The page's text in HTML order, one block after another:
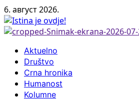
Skip
to
content
6. август 2026.
Primary
Menu
Aktuelno
Društvo
Crna hronika
Humanost
Kolumne